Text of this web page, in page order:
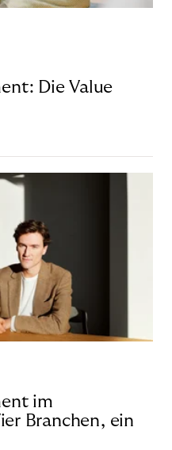
Die Value
im
Branchen, ein